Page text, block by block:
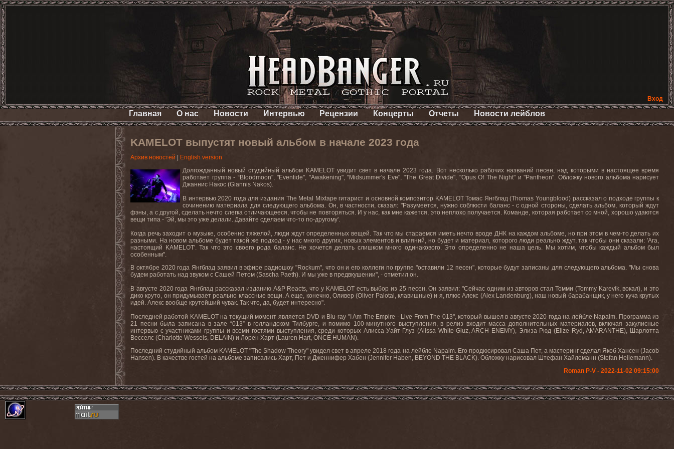
Вход
Главная О нас Новости Интервью Рецензии Концерты Отчеты Новости лейблов
KAMELOT выпустят новый альбом в начале 2023 года
Архив новостей
English version
Долгожданный новый студийный альбом KAMELOT увидит свет в начале 2023 года. Вот несколько рабочих названий песен, над которыми в настоящее время
работает группа - “Bloodmoon", "Eventide", "Awakening", "Midsummer's Eve", "The Great Divide", "Opus Of The Night" и "Pantheon". Обложку нового альбома нарисует
Джаннис Накос (Giannis Nakos).
В интервью 2020 года для издания The Metal Mixtape гитарист и основной композитор KAMELOT Томас Янгблад (Thomas Youngblood) рассказал о подходе группы к
сочинению материала для следующего альбома. Он, в частности, сказал: "Разумеется, нужно соблюсти баланс - с одной стороны, сделать альбом, который ждут
фэны, а с другой, сделать нечто слегка отличающееся, чтобы не повторяться. И у нас, как мне кажется, это неплохо получается. Команде, которая работает со мной, хорошо удаются
вещи типа - 'Эй, мы это уже делали. Давайте сделаем что-то по-другому'.
Когда речь заходит о музыке, особенно тяжелой, люди ждут определенных вещей. Так что мы стараемся иметь нечто вроде ДНК на каждом альбоме, но при этом в чем-то делать их
разными. На новом альбоме будет такой же подход - у нас много других, новых элементов и влияний, но будет и материал, которого люди реально ждут, так чтобы они сказали: 'Ага,
настоящий KAMELOT'. Так что это своего рода баланс. Не хочется делать слишком много одинакового. Это определенно не наша цель. Мы хотим, чтобы каждый альбом был
особенным".
В октябре 2020 года Янгблад заявил в эфире радиошоу "Rockum", что он и его коллеги по группе "оставили 12 песен", которые будут записаны для следующего альбома. "Мы снова
будем работать над звуком с Сашей Петом (Sascha Paeth). И мы уже в предвкушении", - отметил он.
В августе 2020 года Янгблад рассказал изданию A&P Reacts, что у KAMELOT есть выбор из 25 песен. Он заявил: "Сейчас одним из авторов стал Томми (Tommy Karevik, вокал), и это
дико круто, он придумывает реально классные вещи. А еще, конечно, Оливер (Oliver Palotai, клавишные) и я, плюс Алекс (Alex Landenburg), наш новый барабанщик, у него куча крутых
идей. Алекс вообще крутейший чувак. Так что, да, будет интересно".
Последней работой KAMELOT на текущий момент является DVD и Blu-ray "I Am The Empire - Live From The 013", который вышел в августе 2020 года на лейбле Napalm. Программа из
21 песни была записана в зале “013” в голландском Тилбурге, и помимо 100-минутного выступления, в релиз входит масса дополнительных материалов, включая закулисные
интервью с участниками группы и всеми гостями выступления, среди которых Алисса Уайт-Глуз (Alissa White-Gluz, ARCH ENEMY), Элиза Рюд (Elize Ryd, AMARANTHE), Шарлотта
Весселс (Charlotte Wessels, DELAIN) и Лорен Харт (Lauren Hart, ONCE HUMAN).
Последний студийный альбом KAMELOT "The Shadow Theory" увидел свет в апреле 2018 года на лейбле Napalm. Его продюсировал Саша Пет, а мастеринг сделал Якоб Хансен (Jacob
Hansen). В качестве гостей на альбоме записались Харт, Пет и Дженнифер Хабен (Jennifer Haben, BEYOND THE BLACK). Обложку нарисовал Штефан Хайлеманн (Stefan Heilemann).
Roman P-V - 2022-11-02 09:15:00